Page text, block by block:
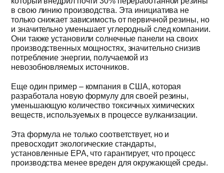
в свою линию производства. Эта инициатива не
только снижает зависимость от первичной резины, но
и значительно уменьшает углеродный след компании.
Они также установили солнечные панели на своих
производственных мощностях, значительно снизив
потребление энергии, получаемой из
невозобновляемых источников.
Еще один пример – компания в США, которая
разработала новую формулу для своей резины,
уменьшающую количество токсичных химических
веществ, используемых в процессе вулканизации.
Эта формула не только соответствует, но и
превосходит экологические стандарты,
установленные EPA, что гарантирует, что процесс
производства менее вреден для окружающей среды.